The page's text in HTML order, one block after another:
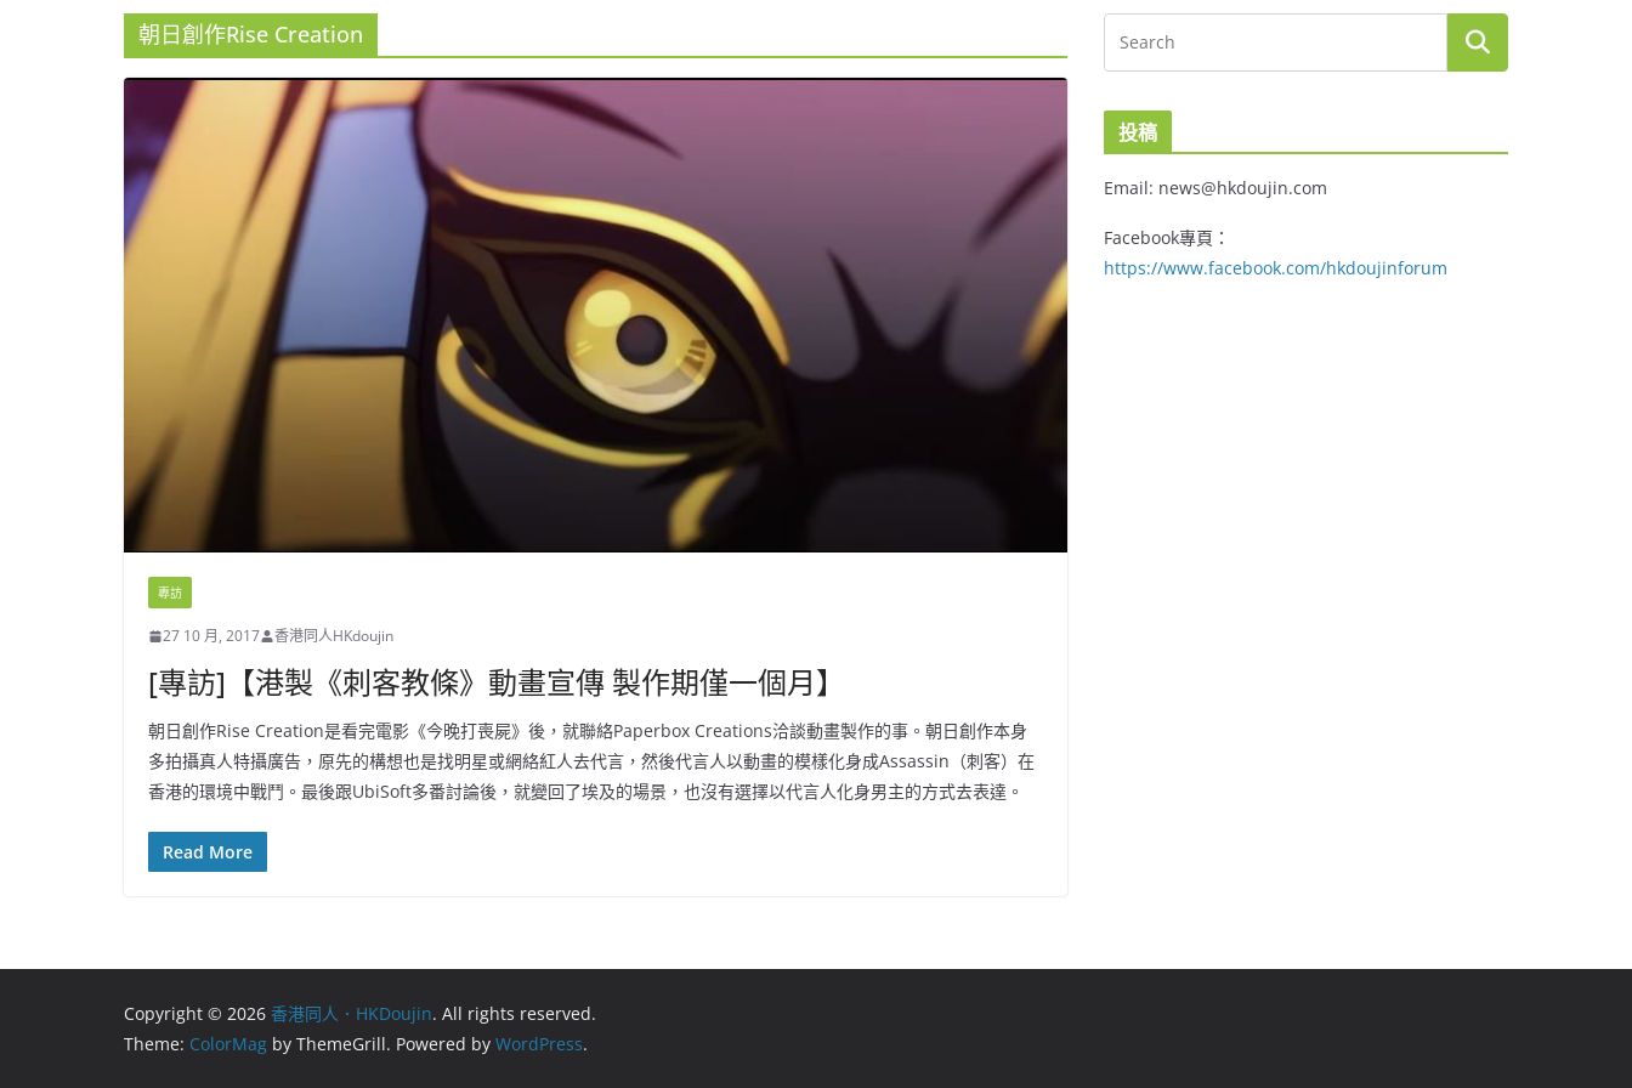
朝日創作Rise Creation
專訪
27 10 月, 2017 香港同人HKdoujin
[專訪]【港製《刺客教條》動畫宣傳 製作期僅一個月】
朝日創作Rise Creation是看完電影《今晚打喪屍》後，就聯絡Paperbox Creations洽談動畫製作的事。朝日創作本身
多拍攝真人特攝廣告，原先的構想也是找明星或網絡紅人去代言，然後代言人以動畫的模樣化身成Assassin（刺客）在
香港的環境中戰鬥。最後跟UbiSoft多番討論後，就變回了埃及的場景，也沒有選擇以代言人化身男主的方式去表達。
Read More
投稿
Email: news@hkdoujin.com
Facebook專頁：
https://www.facebook.com/hkdoujinforum
Copyright © 2026 香港同人．HKDoujin. All rights reserved.
Theme: ColorMag by ThemeGrill. Powered by WordPress.